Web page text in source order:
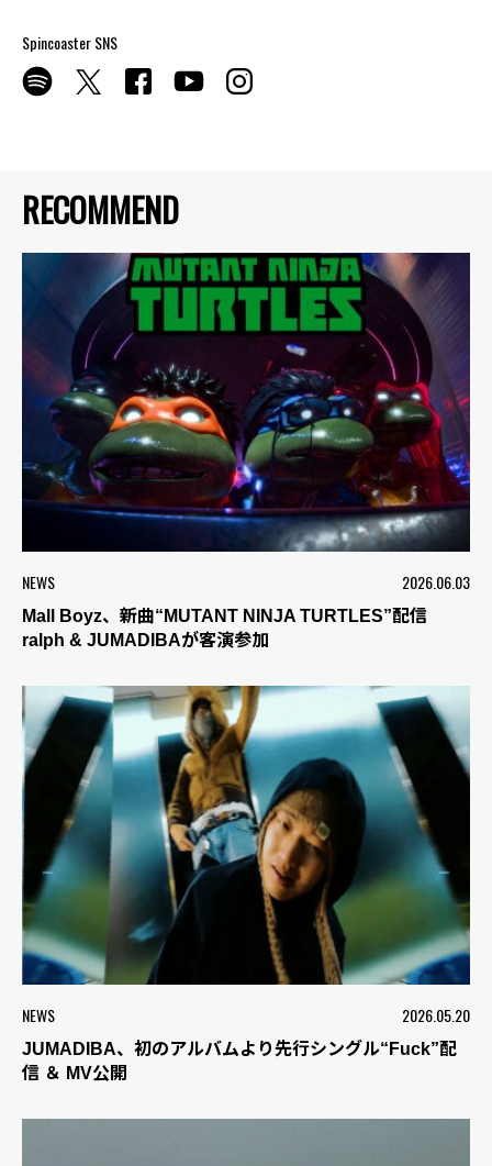
RECOMMEND
NEWS 2026.06.03
Mall Boyz、新曲“MUTANT NINJA TURTLES”配信
ralph & JUMADIBAが客演参加
NEWS 2026.05.20
JUMADIBA、初のアルバムより先行シングル“Fuck”配
信 ＆ MV公開
Spincoaster SNS